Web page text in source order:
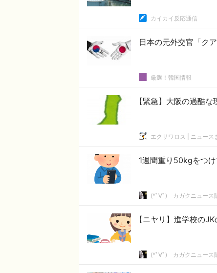
カイカイ反応通信
日本の元外交官「ク
厳選！韓国情報
【緊急】大阪の過酷
エクサワロス | ニュース
1週間重り50kgをつ
(*ﾟ∀ﾟ)ゞカガクニュース
【ニヤリ】進学校の
(*ﾟ∀ﾟ)ゞカガクニュース